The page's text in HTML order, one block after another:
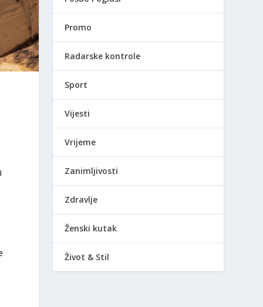
Promo
Radarske kontrole
Sport
Vijesti
Vrijeme
Zanimljivosti
Zdravlje
Ženski kutak
Život & Stil